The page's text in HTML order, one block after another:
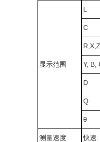
显示范围
L
C
Y, B,
D
Q
θ
测量速度 快速